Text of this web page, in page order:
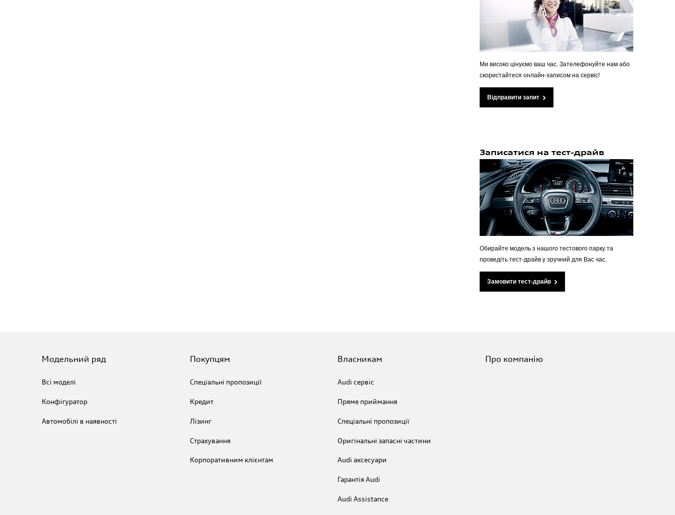
Ми високо цінуємо ваш час. Зателефонуйте нам або
скористайтеся онлайн-записом на сервіс!
Відправити запит
Записатися на тест-драйв
Обирайте модель з нашого тестового парку та
проведіть тест-драйв у зручний для Вас час.
Замовити тест-драйв
Модельний ряд
Всі моделі
Конфігуратор
Автомобілі в наявності
Покупцям
Спеціальні пропозиції
Кредит
Лізинг
Страхування
Корпоративним клієнтам
Власникам
Audi сервіс
Пряме приймання
Спеціальні пропозиції
Оригінальні запасні частини
Audi аксесуари
Гарантія Audi
Audi Assistance
Про компанію